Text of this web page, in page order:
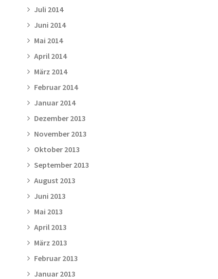
Juli 2014
Juni 2014
Mai 2014
April 2014
März 2014
Februar 2014
Januar 2014
Dezember 2013
November 2013
Oktober 2013
September 2013
August 2013
Juni 2013
Mai 2013
April 2013
März 2013
Februar 2013
Januar 2013